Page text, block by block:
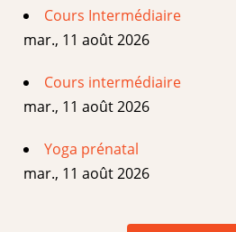
Cours Intermédiaire
mar., 11 août 2026
Cours intermédiaire
mar., 11 août 2026
Yoga prénatal
mar., 11 août 2026